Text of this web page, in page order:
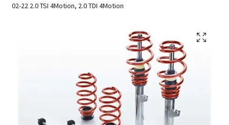
02-22 2.0 TSI 4Motion, 2.0 TDI 4Motion